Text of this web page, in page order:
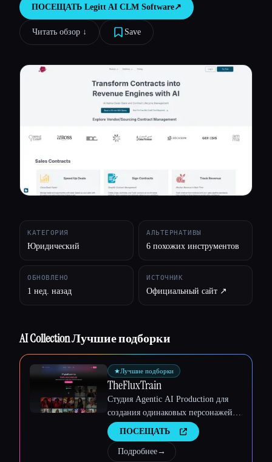
Блог
Esc
ПОСЕЩАТЬ Legitt AI CLM Software↗︎
Читать обзор ↓︎ Save
КАТЕГОРИЯ
Юридический
АЛЬТЕРНАТИВЫ
6 похожих инструментов
ОБНОВЛЕНО
1 нед. назад
ИСТОЧНИК
Официальный сайт ↗︎
AI Collection Лучшие подборки
★Лучшие подборки
TheFluxTrain
Студия Agentic AI Production для
создания одинаковых персонажей,
рабочих процессов и видео
ПОСЕЩАТЬ
Подробнее→